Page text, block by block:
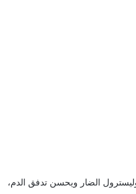
الكوليسترول الضار ويحسن تدفق الدم،